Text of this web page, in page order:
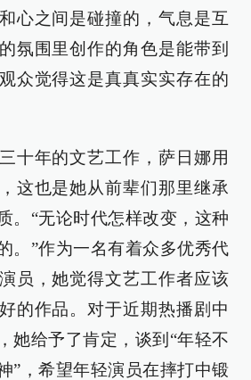
心之间是碰撞的，气息是互
氛围里创作的角色是能带到
众觉得这是真真实实存在的
十年的文艺工作，萨日娜用
这也是她从前辈们那里继承
。“无论时代怎样改变，这种
。”作为一名有着众多优秀代
员，她觉得文艺工作者应该
的作品。对于近期热播剧中
她给予了肯定，谈到“年轻不
”，希望年轻演员在摔打中锻